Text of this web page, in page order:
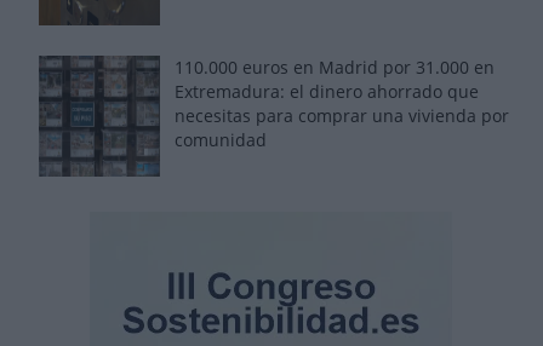
110.000 euros en Madrid por 31.000 en
Extremadura: el dinero ahorrado que
necesitas para comprar una vivienda por
comunidad